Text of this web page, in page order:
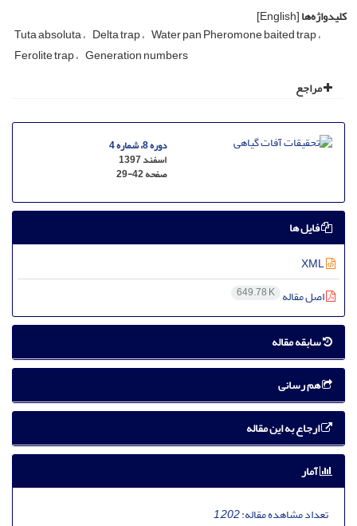
کلیدواژه‌ها[English]
Tuta absoluta Delta trap Water pan Pheromone baited trap
Ferolite trap Generation numbers
مراجع
دوره 8، شماره 4
اسفند 1397
صفحه29-42
فایل ها
اصل مقاله 649.78 K
سابقه مقاله
هم رسانی
ارجاع به این مقاله
آمار
تعداد مشاهده مقاله:1,202